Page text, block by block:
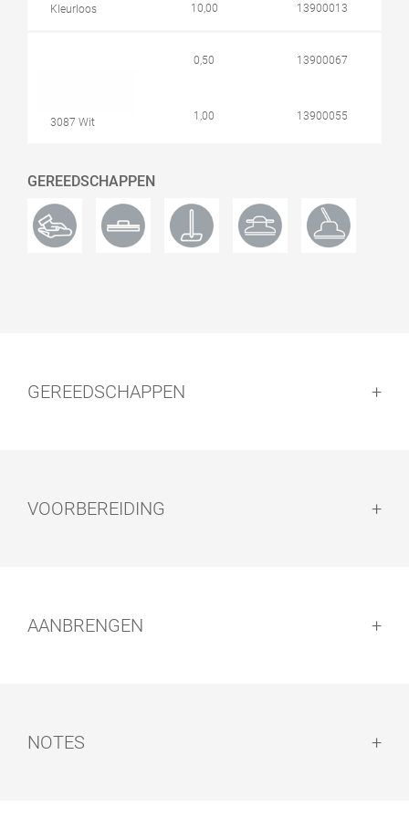
Kleurloos
10,00 13900013
3087 Wit
0,50 13900067
1,00 13900055
GEREEDSCHAPPEN
GEREEDSCHAPPEN
VOORBEREIDING
AANBRENGEN
NOTES